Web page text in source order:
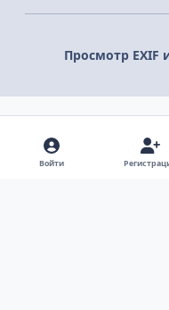
Просмотр
Войти